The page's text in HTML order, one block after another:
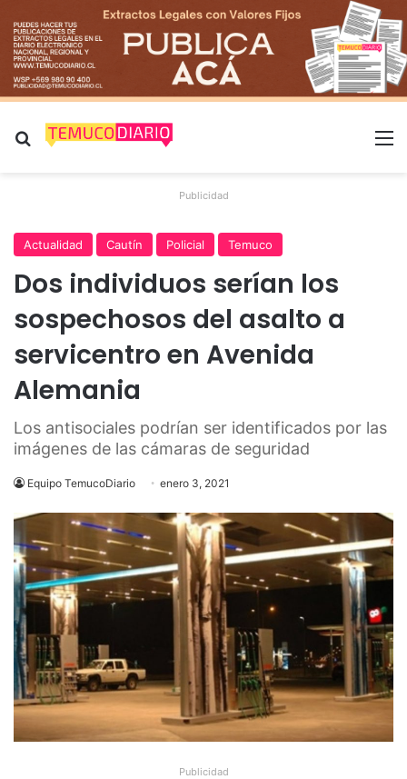
Buscar por
Publicidad
Actualidad Cautín Policial Temuco
Dos individuos serían los
sospechosos del asalto a
servicentro en Avenida
Alemania
Los antisociales podrían ser identificados por las
imágenes de las cámaras de seguridad
Equipo TemucoDiario enero 3, 2021
Publicidad